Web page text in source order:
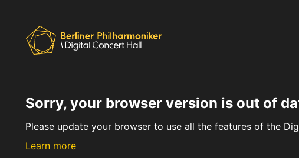
Sorry, your browser version is out of
Please update your browser to use all the features of the
Learn more